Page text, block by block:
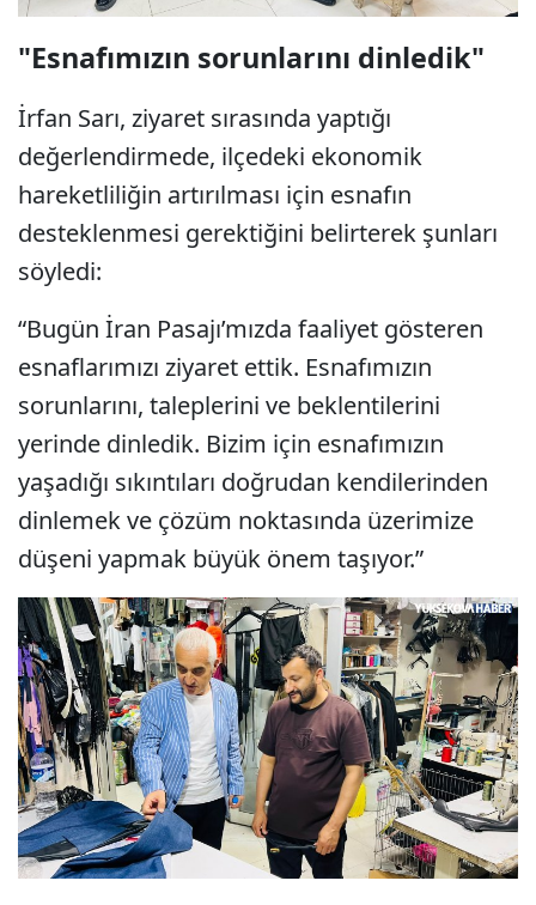
"Esnafımızın sorunlarını dinledik"
İrfan Sarı, ziyaret sırasında yaptığı
değerlendirmede, ilçedeki ekonomik
hareketliliğin artırılması için esnafın
desteklenmesi gerektiğini belirterek şunları
söyledi:
“Bugün İran Pasajı’mızda faaliyet gösteren
esnaflarımızı ziyaret ettik. Esnafımızın
sorunlarını, taleplerini ve beklentilerini
yerinde dinledik. Bizim için esnafımızın
yaşadığı sıkıntıları doğrudan kendilerinden
dinlemek ve çözüm noktasında üzerimize
düşeni yapmak büyük önem taşıyor.”